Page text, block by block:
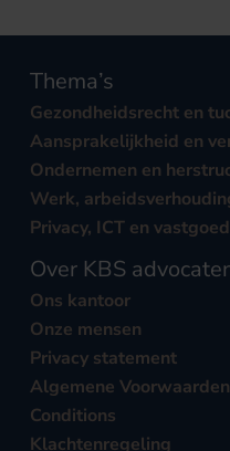
Thema’s
Gezondheidsrecht en
Aansprakelijkheid en
Ondernemen en
Werk,
Privacy, ICT en vastgoed
Over KBS
Ons kantoor
Onze mensen
Privacy statement
Algemene
Conditions
Klachtenregeling